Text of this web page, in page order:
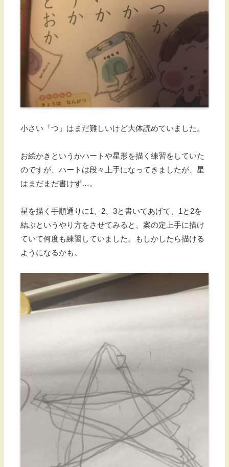
小さい「つ」はまだ難しいけど大体読めていました。
お絵かきというかハートや星形を描く練習をしていた
のですが、ハートは段々上手になってきましたが、星
はまだまだ書けず…。
星を描く手順通りに1、2、3と書いてあげて、1と2を
結ぶというやり方をさせてみると、案の定上手に描け
ていて何度も練習していました。もしかしたら描ける
ようになるかも。